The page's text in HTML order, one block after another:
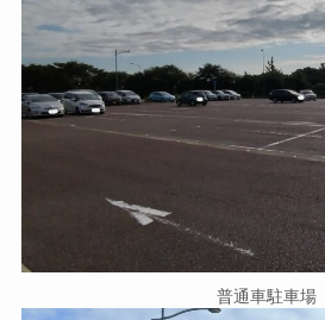
普通車駐車場